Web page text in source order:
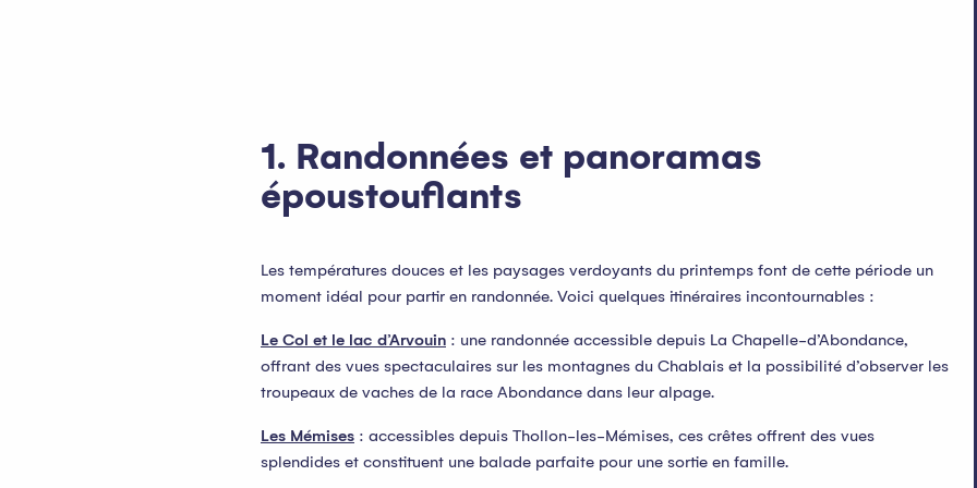
1. Randonnées et panoramas
époustouflants
Les températures douces et les paysages verdoyants du printemps font de cette période un
moment idéal pour partir en randonnée. Voici quelques itinéraires incontournables :
Le Col et le lac d’Arvouin : une randonnée accessible depuis La Chapelle-d’Abondance,
offrant des vues spectaculaires sur les montagnes du Chablais et la possibilité d’observer les
troupeaux de vaches de la race Abondance dans leur alpage.
Les Mémises : accessibles depuis Thollon-les-Mémises, ces crêtes offrent des vues
splendides et constituent une balade parfaite pour une sortie en famille.